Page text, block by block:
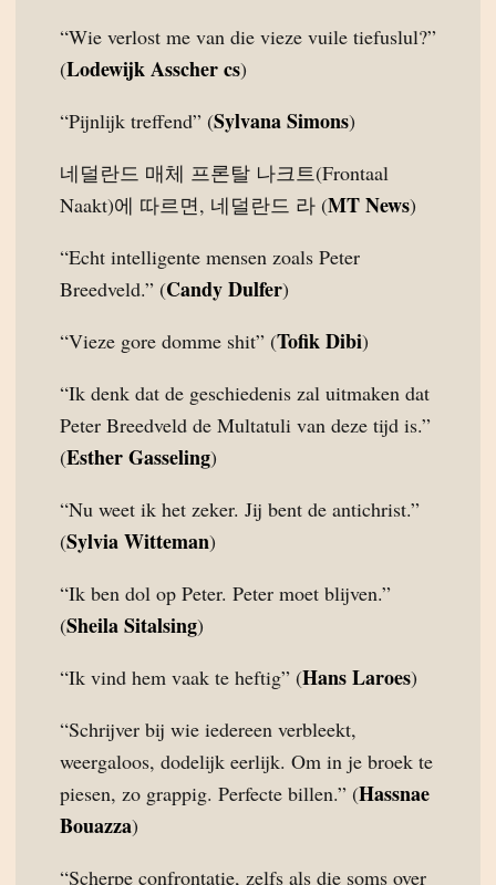
“Wie verlost me van die vieze vuile tiefuslul?”
(Lodewijk Asscher cs)
“Pijnlijk treffend” (Sylvana Simons)
네덜란드 매체 프론탈 나크트(Frontaal
Naakt)에 따르면, 네덜란드 라 (MT News)
“Echt intelligente mensen zoals Peter
Breedveld.” (Candy Dulfer)
“Vieze gore domme shit” (Tofik Dibi)
“Ik denk dat de geschiedenis zal uitmaken dat
Peter Breedveld de Multatuli van deze tijd is.”
(Esther Gasseling)
“Nu weet ik het zeker. Jij bent de antichrist.”
(Sylvia Witteman)
“Ik ben dol op Peter. Peter moet blijven.”
(Sheila Sitalsing)
“Ik vind hem vaak te heftig” (Hans Laroes)
“Schrijver bij wie iedereen verbleekt,
weergaloos, dodelijk eerlijk. Om in je broek te
piesen, zo grappig. Perfecte billen.” (Hassnae
Bouazza)
“Scherpe confrontatie, zelfs als die soms over